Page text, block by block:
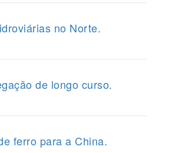
no Norte.
de longo curso.
ferro para a China.